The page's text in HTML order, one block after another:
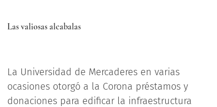
Las valiosas alcabalas
La Universidad de Mercaderes en varias
ocasiones otorgó a la Corona préstamos y
donaciones para edificar la infraestructura